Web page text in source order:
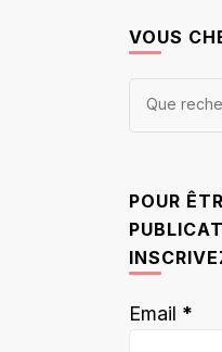
VOUS
Vous
POUR
Email *